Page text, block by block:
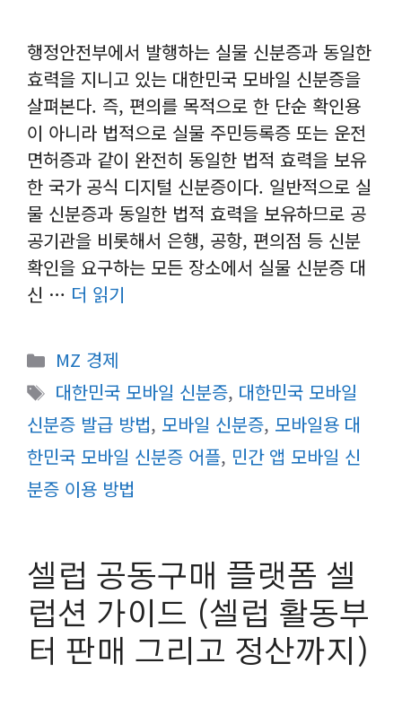
행정안전부에서 발행하는 실물 신분증과 동일한
효력을 지니고 있는 대한민국 모바일 신분증을
살펴본다. 즉, 편의를 목적으로 한 단순 확인용
이 아니라 법적으로 실물 주민등록증 또는 운전
면허증과 같이 완전히 동일한 법적 효력을 보유
한 국가 공식 디지털 신분증이다. 일반적으로 실
물 신분증과 동일한 법적 효력을 보유하므로 공
공기관을 비롯해서 은행, 공항, 편의점 등 신분
확인을 요구하는 모든 장소에서 실물 신분증 대
신 … 더 읽기
카
테
고
리
MZ 경제
태
그
대한민국 모바일 신분증, 대한민국 모바일
신분증 발급 방법, 모바일 신분증, 모바일용 대
한민국 모바일 신분증 어플, 민간 앱 모바일 신
분증 이용 방법
셀럽 공동구매 플랫폼 셀
럽션 가이드 (셀럽 활동부
터 판매 그리고 정산까지)